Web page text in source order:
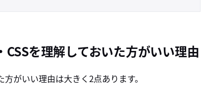
を理解しておいた方がいい理由
がいい理由は大きく2点あります。